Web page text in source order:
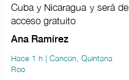
Cuba y Nicaragua y será de
acceso gratuito
Ana Ramírez
Hace 1 h | Cancún, Quintana
Roo